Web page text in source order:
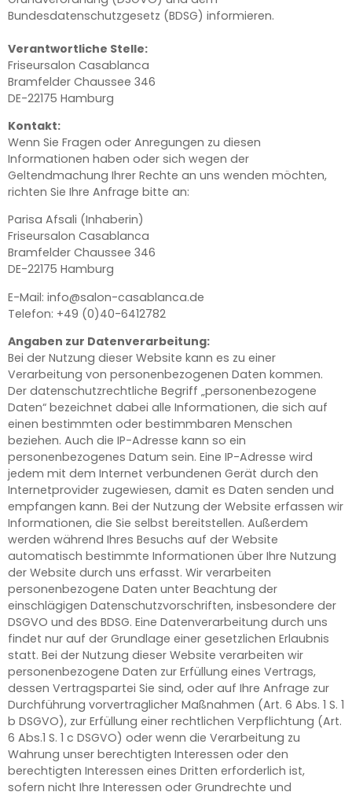
Bundesdatenschutzgesetz (BDSG) informieren.
Verantwortliche Stelle:
Friseursalon Casablanca
Bramfelder Chaussee 346
DE-22175 Hamburg
Kontakt:
Wenn Sie Fragen oder Anregungen zu diesen
Informationen haben oder sich wegen der
Geltendmachung Ihrer Rechte an uns wenden möchten,
richten Sie Ihre Anfrage bitte an:
Parisa Afsali (Inhaberin)
Friseursalon Casablanca
Bramfelder Chaussee 346
DE-22175 Hamburg
E-Mail: info@salon-casablanca.de
Telefon: +49 (0)40-6412782
Angaben zur Datenver­arbeitung:
Bei der Nutzung dieser Website kann es zu einer
Verarbeitung von personenbezogenen Daten kommen.
Der datenschutzrechtliche Begriff „personenbezogene
Daten“ bezeichnet dabei alle Informationen, die sich auf
einen bestimmten oder bestimmbaren Menschen
beziehen. Auch die IP-Adresse kann so ein
personenbezogenes Datum sein. Eine IP-Adresse wird
jedem mit dem Internet verbundenen Gerät durch den
Internetprovider zugewiesen, damit es Daten senden und
empfangen kann. Bei der Nutzung der Website erfassen wir
Informationen, die Sie selbst bereitstellen. Außerdem
werden während Ihres Besuchs auf der Website
automatisch bestimmte Informationen über Ihre Nutzung
der Website durch uns erfasst. Wir verarbeiten
personenbezogene Daten unter Beachtung der
einschlägigen Datenschutzvorschriften, insbesondere der
DSGVO und des BDSG. Eine Datenverarbeitung durch uns
findet nur auf der Grundlage einer gesetzlichen Erlaubnis
statt. Bei der Nutzung dieser Website verarbeiten wir
personenbezogene Daten zur Erfüllung eines Vertrags,
dessen Vertragspartei Sie sind, oder auf Ihre Anfrage zur
Durchführung vorvertraglicher Maßnahmen (Art. 6 Abs. 1 S. 1
b DSGVO), zur Erfüllung einer rechtlichen Verpflichtung (Art.
6 Abs.1 S. 1 c DSGVO) oder wenn die Verarbeitung zu
Wahrung unser berechtigten Interessen oder den
berechtigten Interessen eines Dritten erforderlich ist,
sofern nicht Ihre Interessen oder Grundrechte und